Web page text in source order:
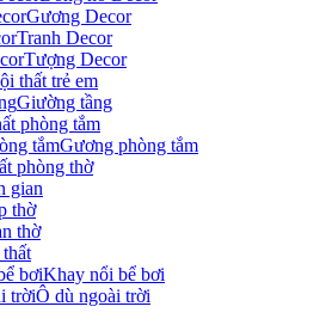
Gương Decor
Tranh Decor
Tượng Decor
thất trẻ em
Giường tầng
phòng tắm
Gương phòng tắm
phòng thờ
gian
thờ
thờ
Khay nổi bể bơi
Ô dù ngoài trời